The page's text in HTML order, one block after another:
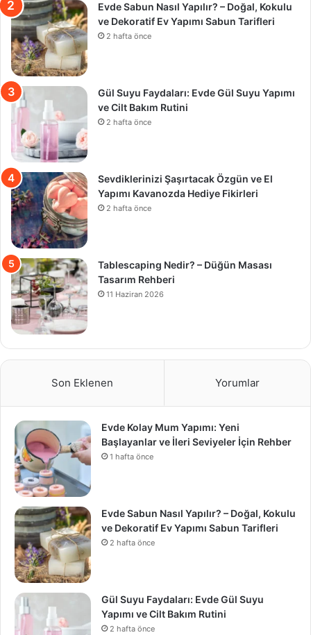
Evde Sabun Nasıl Yapılır? – Doğal, Kokulu
ve Dekoratif Ev Yapımı Sabun Tarifleri
2 hafta önce
Gül Suyu Faydaları: Evde Gül Suyu Yapımı
ve Cilt Bakım Rutini
2 hafta önce
Sevdiklerinizi Şaşırtacak Özgün ve El
Yapımı Kavanozda Hediye Fikirleri
2 hafta önce
Tablescaping Nedir? – Düğün Masası
Tasarım Rehberi
11 Haziran 2026
Son Eklenen Yorumlar
Evde Kolay Mum Yapımı: Yeni
Başlayanlar ve İleri Seviyeler İçin Rehber
1 hafta önce
Evde Sabun Nasıl Yapılır? – Doğal, Kokulu
ve Dekoratif Ev Yapımı Sabun Tarifleri
2 hafta önce
Gül Suyu Faydaları: Evde Gül Suyu
Yapımı ve Cilt Bakım Rutini
2 hafta önce